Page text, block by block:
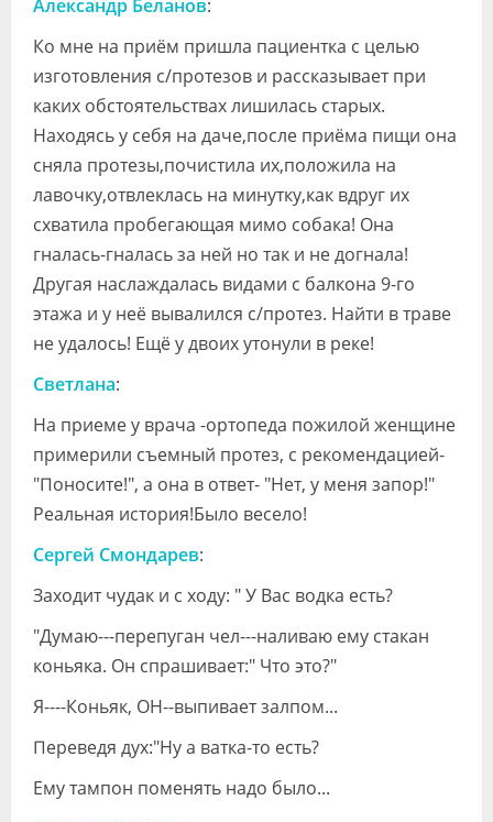
Видео
Клиники
Специалисты
Галерея
Блоги
Лаборатории
Александр Беланов:
Ко мне на приём пришла пациентка с целью
изготовления с/протезов и рассказывает при
каких обстоятельствах лишилась старых.
Находясь у себя на даче,после приёма пищи она
сняла протезы,почистила их,положила на
лавочку,отвлеклась на минутку,как вдруг их
схватила пробегающая мимо собака! Она
гналась-гналась за ней но так и не догнала!
Другая наслаждалась видами с балкона 9-го
этажа и у неё вывалился с/протез. Найти в траве
не удалось! Ещё у двоих утонули в реке!
Светлана:
На приеме у врача -ортопеда пожилой женщине
примерили съемный протез, с рекомендацией-
"Поносите!", а она в ответ- "Нет, у меня запор!"
Реальная история!Было весело!
Сергей Смондарев:
Заходит чудак и с ходу: " У Вас водка есть?
"Думаю---перепуган чел---наливаю ему стакан
коньяка. Он спрашивает:" Что это?"
Я----Коньяк, ОН--выпивает залпом...
Переведя дух:"Ну а ватка-то есть?
Ему тампон поменять надо было...